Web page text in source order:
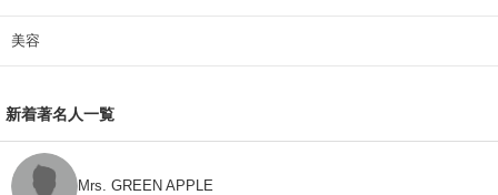
美容
新着著名人一覧
Mrs. GREEN APPLE